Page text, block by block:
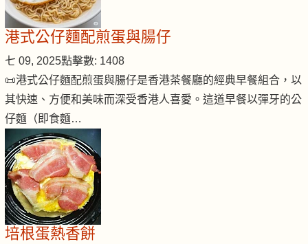
港式公仔麵配煎蛋與腸仔
七 09, 2025點擊數: 1408
📜港式公仔麵配煎蛋與腸仔是香港茶餐廳的經典早餐組合，以
其快速、方便和美味而深受香港人喜愛。這道早餐以彈牙的公
仔麵（即食麵…
培根蛋熱香餅